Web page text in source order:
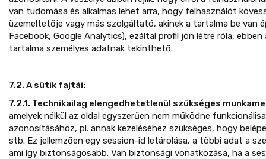
van tudomása és alkalmas lehet arra, hogy felhasználót
üzemeltetője vagy más szolgáltató, akinek a tartalma be van
Facebook, Google Analytics), ezáltal profil jön létre róla,
tartalma személyes adatnak tekinthető.
7.2. A sütik fajtái:
7.2.1. Technikailag elengedhetetlenül szükséges
amelyek nélkül az oldal egyszerűen nem működne
azonosításához, pl. annak kezeléséhez szükséges, hogy
stb. Ez jellemzően egy session-id letárolása, a többi adat a
ami így biztonságosabb. Van biztonsági vonatkozása, ha a